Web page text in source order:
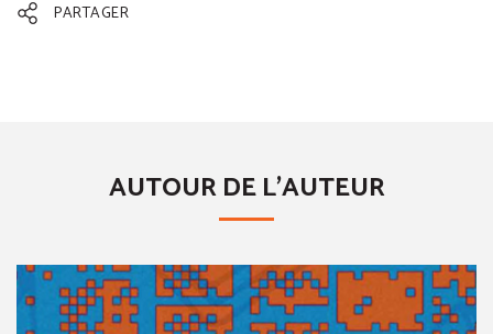
PARTAGER
AUTOUR DE L'AUTEUR